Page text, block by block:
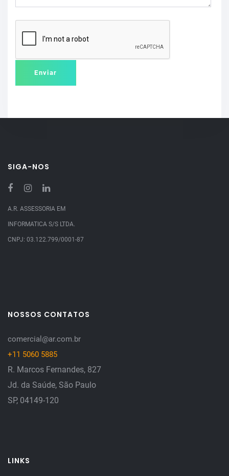
SIGA-NOS
A.R. ASSESSORIA EM
INFORMATICA S/S LTDA.
CNPJ: 03.122.799/0001-87
NOSSOS CONTATOS
comercial@ar.com.br
+11 5060 5885
R. Marcos Fernandes, 827
Jd. da Saúde, São Paulo
SP, 04149-120
LINKS